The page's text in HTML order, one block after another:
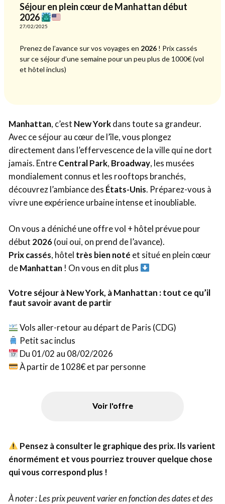
Séjour en plein cœur de Manhattan début
2026
27/02/2025
Prenez de l’avance sur vos voyages en 2026! Prix cassés
sur ce séjour d’une semaine pour un peu plus de 1000€ (vol
et hôtel inclus)
Manhattan, c’est New Yorkdans toute sa grandeur.
Avec ce séjour au cœur de l’île, vous plongez
directement dans l’effervescence de la ville qui ne dort
jamais. EntreCentral Park, Broadway, les musées
mondialement connus et les rooftops branchés,
découvrez l’ambiance des États-Unis. Préparez-vous à
vivre une expérience urbaine intense et inoubliable.
On vous a déniché une offre vol + hôtel prévue pour
début 2026(oui oui, on prend de l’avance).
Prix cassés, hôtel très bien noté et situé en plein cœur
deManhattan! On vous en dit plus
Votre séjour à New York, à Manhattan : tout ce qu’il
faut savoir avant de partir
Vols aller-retour au départ de Paris (CDG)
Petit sac inclus
Du 01/02 au 08/02/2026
À partir de 1028€ et par personne
Voir l'offre
Pensez à consulter le graphique des prix. Ils varient
énormément et vous pourriez trouver quelque chose
qui vous correspond plus !
À noter : Les prix peuvent varier en fonction des dates et des